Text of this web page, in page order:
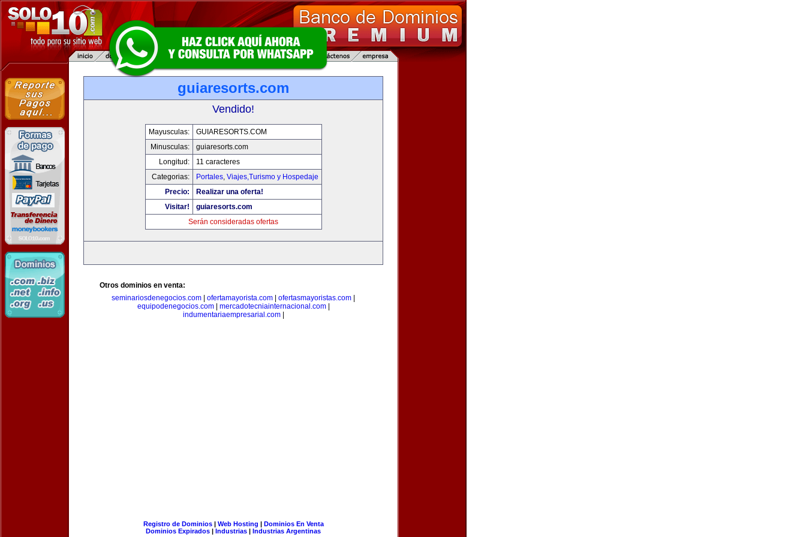
guiaresorts.com
Vendido!
Mayusculas:
GUIARESORTS.COM
Minusculas:
guiaresorts.com
Longitud:
11 caracteres
Categorias:
Portales, Viajes,Turismo y Hospedaje
Precio:
Realizar una oferta!
Visitar!
guiaresorts.com
Serán consideradas ofertas
Otros dominios en venta:
seminariosdenegocios.com
ofertamayorista.com ofertasmayoristas.com
equipodenegocios.com| mercadotecniainternacional.com|
indumentariaempresarial.com|
Registro de Dominios| Web Hosting | Dominios En Venta
Dominios Expirados | Industrias | Industrias Argentinas